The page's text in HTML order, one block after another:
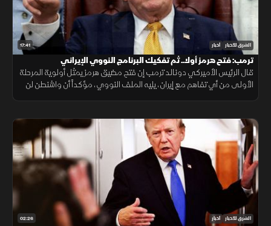
17:41 الشرق للأخبار أخبار
ترمب: فتح هرمز أولا.. ثم تفكيك البرنامج النووي الإيراني
قال الرئيس الأميركي دونالد ترمب إن فتح مضيق هرمز يمثل أولوية المرحلة
الأولى من أي تفاهم مع إيران، يليه الملف النووي، مؤكداً أن واشنطن لن
02:26 الشرق للأخبار أخبار